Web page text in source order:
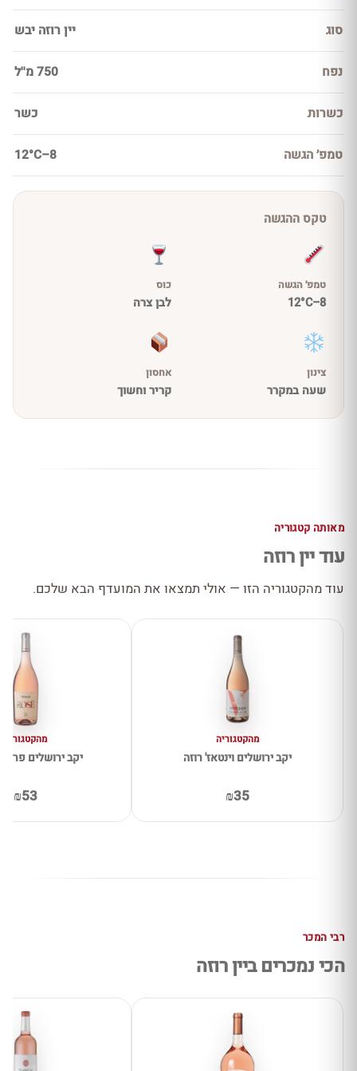
סוג יין רוזה יבש
נפח 750 מ''ל
כשרות כשר
טמפ׳ הגשה 8–12°C
טקס ההגשה
טמפ׳ הגשה
8–12°C
כוס
לבן צרה
צינון
שעה במקרר
אחסון
קריר וחשוך
מאותה קטגוריה
עוד יין רוזה
עוד מהקטגוריה הזו — אולי תמצאו את המועדף הבא שלכם.
מהקטגוריה
יקב ירושלים וינטאז' רוזה
₪35
מהקטגוריה
יקב ירושלים
₪53
רבי המכר
הכי נמכרים ביין רוזה